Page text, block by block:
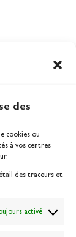
des
cookies ou
à vos centres
des traceurs et
activé